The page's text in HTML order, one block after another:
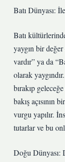
Batı Dünyası:
Batı
yaygın bir
vardır” ya da
olarak
bırakıp
bakış açısının
vurgu yapılır.
tutarlar ve bu
Doğu Dünyası: